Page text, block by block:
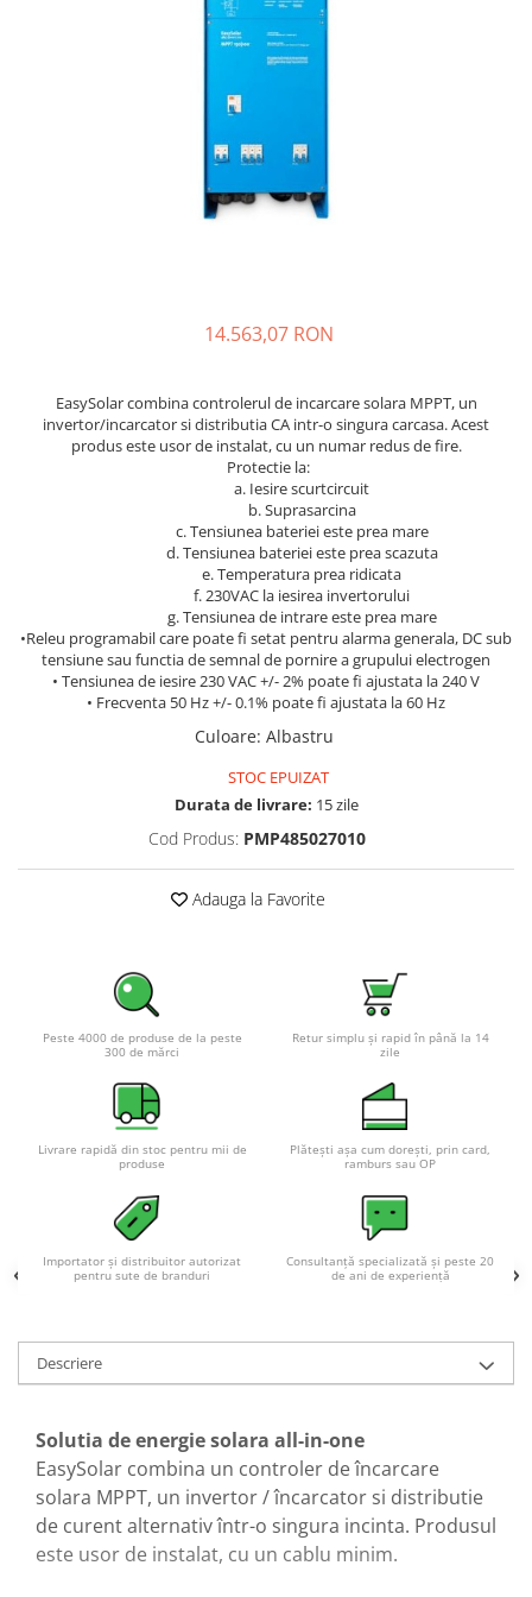
Sisteme de management (BMS)
Redresoare, incarcatoare si testere
Redresoare auto, moto, barci si
14.563,07 RON
EasySolar combina controlerul de incarcare solara MPPT, un
invertor/incarcator si distributia CA intr-o singura carcasa. Acest
produs este usor de instalat, cu un numar redus de fire.
Protectie la:
a. Iesire scurtcircuit
b. Suprasarcina
c. Tensiunea bateriei este prea mare
d. Tensiunea bateriei este prea scazuta
e. Temperatura prea ridicata
f. 230VAC la iesirea invertorului
g. Tensiunea de intrare este prea mare
•Releu programabil care poate fi setat pentru alarma generala, DC sub
tensiune sau functia de semnal de pornire a grupului electrogen
• Tensiunea de iesire 230 VAC +/- 2% poate fi ajustata la 240 V
• Frecventa 50 Hz +/- 0.1% poate fi ajustata la 60 Hz
Culoare: Albastru
STOC EPUIZAT
Durata de livrare: 15 zile
Cod Produs: PMP485027010
Adauga la Favorite
Peste 4000 de produse de la peste
300 de mărci
Retur simplu și rapid în până la 14
zile
Livrare rapidă din stoc pentru mii de
produse
Plătești așa cum dorești, prin card,
ramburs sau OP
Importator și distribuitor autorizat
pentru sute de branduri
Consultanță specializată și peste 20
de ani de experiență
Descriere
Solutia de energie solara all-in-one
EasySolar combina un controler de încarcare
solara MPPT, un invertor / încarcator si distributie
de curent alternativ într-o singura incinta. Produsul
este usor de instalat, cu un cablu minim.